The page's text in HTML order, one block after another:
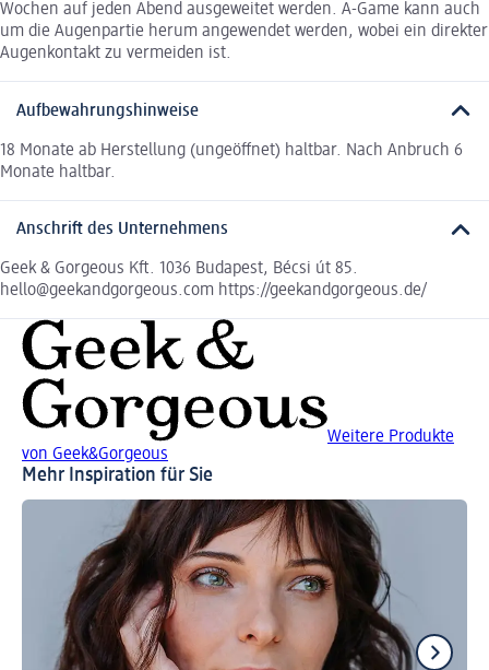
Wochen auf jeden Abend ausgeweitet werden. A-Game kann auch
um die Augenpartie herum angewendet werden, wobei ein direkter
Augenkontakt zu vermeiden ist.
Aufbewahrungshinweise
18 Monate ab Herstellung (ungeöffnet) haltbar. Nach Anbruch 6
Monate haltbar.
Anschrift des Unternehmens
Geek & Gorgeous Kft. 1036 Budapest, Bécsi út 85.
hello@geekandgorgeous.com https://geekandgorgeous.de/
Weitere Produkte
von Geek&Gorgeous
Mehr Inspiration für Sie